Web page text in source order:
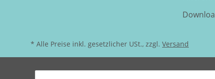
* Alle Preise inkl. gesetzlicher USt., zzgl. Versand